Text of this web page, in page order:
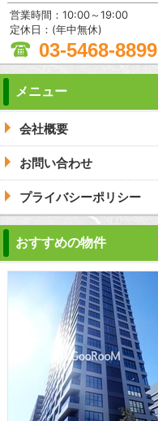
営業時間：10:00～19:00
定休日：(年中無休)
03-5468-8899
メニュー
会社概要
お問い合わせ
プライバシーポリシー
おすすめの物件
2 2